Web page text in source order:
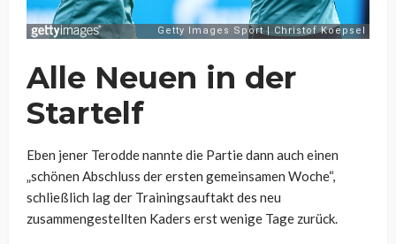
Alle Neuen in der
Startelf
Eben jener Terodde nannte die Partie dann auch einen
„schönen Abschluss der ersten gemeinsamen Woche“,
schließlich lag der Trainingsauftakt des neu
zusammengestellten Kaders erst wenige Tage zurück.